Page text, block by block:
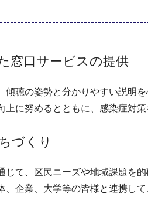
窓口サービスの提供
傾聴の姿勢と分かりやすい説明
に努めるとともに、感染症対
づくり
じて、区民ニーズや地域課題を
、企業、大学等の皆様と連携し